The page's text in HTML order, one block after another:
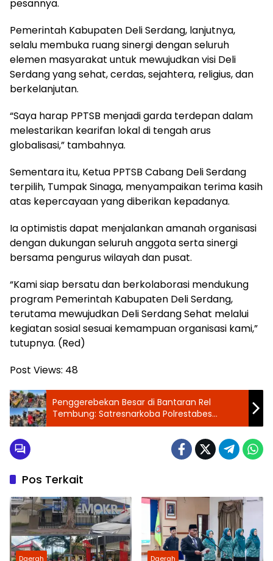
pesannya.
Pemerintah Kabupaten Deli Serdang, lanjutnya,
selalu membuka ruang sinergi dengan seluruh
elemen masyarakat untuk mewujudkan visi Deli
Serdang yang sehat, cerdas, sejahtera, religius, dan
berkelanjutan.
“Saya harap PPTSB menjadi garda terdepan dalam
melestarikan kearifan lokal di tengah arus
globalisasi,” tambahnya.
Sementara itu, Ketua PPTSB Cabang Deli Serdang
terpilih, Tumpak Sinaga, menyampaikan terima kasih
atas kepercayaan yang diberikan kepadanya.
Ia optimistis dapat menjalankan amanah organisasi
dengan dukungan seluruh anggota serta sinergi
bersama pengurus wilayah dan pusat.
“Kami siap bersatu dan berkolaborasi mendukung
program Pemerintah Kabupaten Deli Serdang,
terutama mewujudkan Deli Serdang Sehat melalui
kegiatan sosial sesuai kemampuan organisasi kami,”
tutupnya. (Red)
Post Views: 48
Penggerebekan Besar di Bantaran Rel
Tembung: Satresnarkoba Polrestabes
Medan Ringkus 4 Bandar, Lapak Narkoba
Pos Terkait
Daerah Daerah